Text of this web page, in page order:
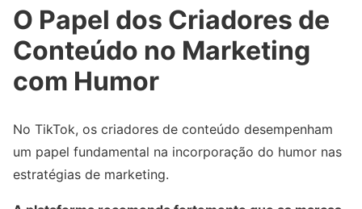
O Papel dos Criadores de
Conteúdo no Marketing
com Humor
No TikTok, os criadores de conteúdo desempenham
um papel fundamental na incorporação do humor nas
estratégias de marketing.